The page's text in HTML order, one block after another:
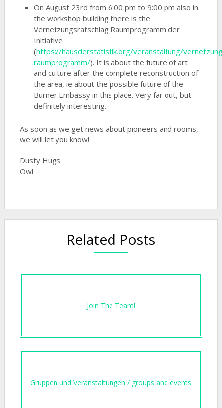
On August 23rd from 6:00 pm to 9:00 pm also in
the workshop building there is the
Vernetzungsratschlag Raumprogramm der
Initiative
(https://hausderstatistik.org/veranstaltung/
raumprogramm/). It is about the future of art
and culture after the complete reconstruction of
the area, ie about the possible future of the
Burner Embassy in this place. Very far out, but
definitely interesting.
As soon as we get news about pioneers and rooms,
we will let you know!
Dusty Hugs
Owl
Related Posts
Join The Team!
Gruppen und Veranstaltungen / groups and events